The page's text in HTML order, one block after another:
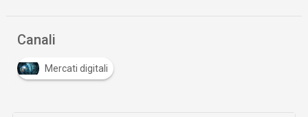
Canali
Mercati digitali